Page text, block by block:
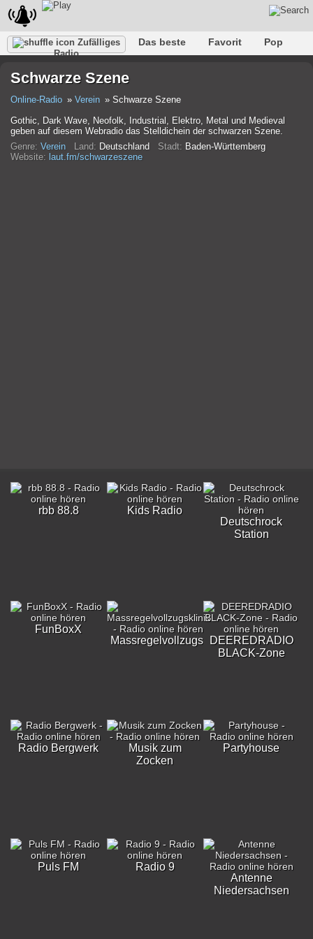
Zufälliges
Radio
Das beste Favorit
Pop
Rap
Trans Falk
Schwarze Szene
Online-Radio Verein
Schwarze Szene
Gothic, Dark Wave, Neofolk, Industrial, Elektro, Metal und Medieval
geben auf diesem Webradio das Stelldichein der schwarzen Szene.
Genre: Verein Land: Deutschland Stadt: Baden-Württemberg
Website: laut.fm/schwarzeszene
rbb 88.8
Kids Radio
Deutschrock
Station
FunBoxX
MassregelvollzugsklinikDEEREDRADIO
BLACK-Zone
Radio Bergwerk
Musik zum
Zocken
Partyhouse
Puls FM
Radio 9
Antenne
Niedersachsen